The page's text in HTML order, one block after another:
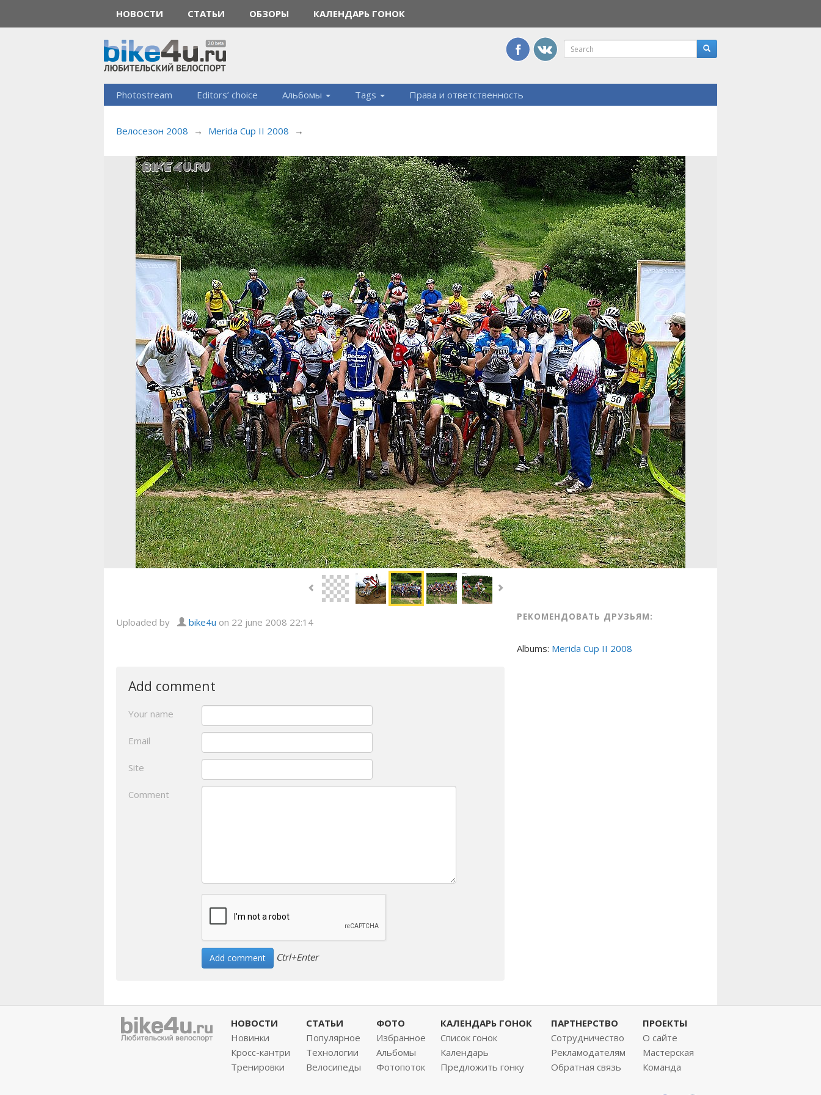
НОВОСТИ СТАТЬИ ОБЗОРЫ КАЛЕНДАРЬ ГОНОК
Photostream Editors’ choice Альбомы Tags Права и ответственность
Велосезон 2008 → Merida Cup II 2008 →
Uploaded by bike4u on 22 june 2008 22:14
Add comment
Your name
Email
Site
Comment
Ctrl+Enter
РЕКОМЕНДОВАТЬ ДРУЗЬЯМ:
Albums: Merida Cup II 2008
НОВОСТИ
Новинки
Кросс-кантри
Тренировки
СТАТЬИ
Популярное
Технологии
Велосипеды
ФОТО
Избранное
Альбомы
Фотопоток
КАЛЕНДАРЬ ГОНОК
Список гонок
Календарь
Предложить гонку
ПАРТНЕРСТВО
Сотрудничество
Рекламодателям
Обратная связь
ПРОЕКТЫ
О сайте
Мастерская
Команда